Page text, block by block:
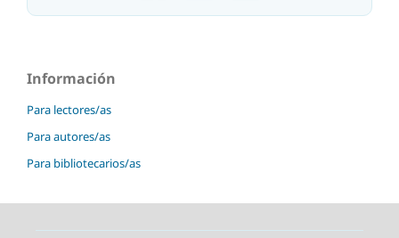
Información
Para lectores/as
Para autores/as
Para bibliotecarios/as